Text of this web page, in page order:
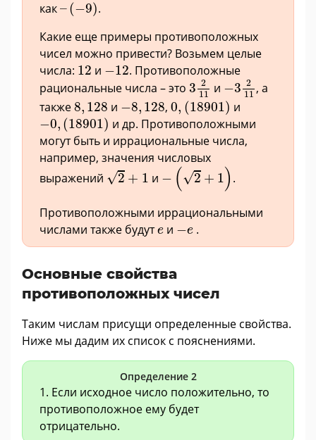
как–(−9).
Какие еще примеры противоположных
чисел можно привести? Возьмем целые
числа: 12
12 и −12
12. Противоположные
рациональные числа – это 3 2
11
3211
и −3 2
11
−3211 , а
также8, 128
8 128 и −8, 128
8, 128,0, (18901)
0 (18901) и
−0, (18901)
−0,(18901) и др. Противоположными
могут быть и иррациональные числа,
например, значения числовых
выражений √2 + 1
+1 и − (√2 + 1)
−(2+1)
.
Противоположными иррациональными
числами также будутe
e и −e
e .
Основные свойства
противоположных чисел
Таким числам присущи определенные свойства.
Ниже мы дадим их список с пояснениями.
Определение 2
1. Если исходное число положительно, то
противоположное ему будет
отрицательно.